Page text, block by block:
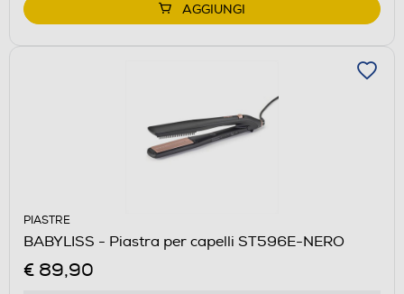
AGGIUNGI
PIASTRE
BABYLISS - Piastra per capelli ST596E-NERO
€ 89,90